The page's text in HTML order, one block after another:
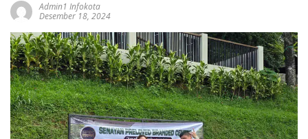
Admin1 Infokota
Desember 18, 2024